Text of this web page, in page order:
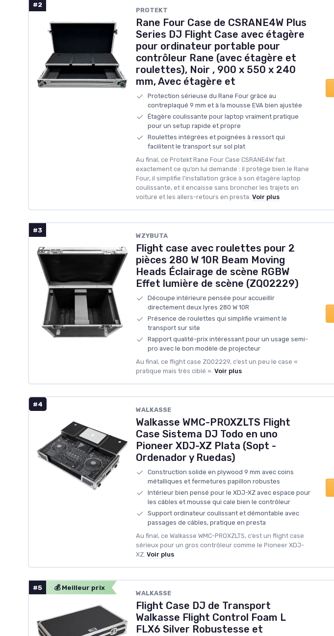
#2
PROTEKT
Rane Four Case de CSRANE4W Plus
Series DJ Flight Case avec étagère
pour ordinateur portable pour
contrôleur Rane (avec étagère et
roulettes), Noir , 900 x 550 x 240
mm, Avec étagère et
Protection sérieuse du Rane Four grâce au
contreplaqué 9 mm et à la mousse EVA bien ajustée
Étagère coulissante pour laptop vraiment pratique
pour un setup rapide et propre
Roulettes intégrées et poignées à ressort qui
facilitent le transport sur sol plat
Au final, ce Protekt Rane Four Case CSRANE4W fait
exactement ce qu’on lui demande : il protège bien le Rane
Four, il simplifie l’installation grâce à son étagère laptop
coulissante, et il encaisse sans broncher les trajets en
voiture et les allers-retours en presta. Voir plus
#3
WZYBUTA
Flight case avec roulettes pour 2
pièces 280 W 10R Beam Moving
Heads Éclairage de scène RGBW
Effet lumière de scène (ZQ02229)
Découpe intérieure pensée pour accueillir
directement deux lyres 280 W 10R
Présence de roulettes qui simplifie vraiment le
transport sur site
Rapport qualité-prix intéressant pour un usage semi-
pro avec le bon modèle de projecteur
Au final, ce flight case ZQ02229, c’est un peu le case «
pratique mais très ciblé ». Voir plus
#4
WALKASSE
Walkasse WMC-PROXZLTS Flight
Case Sistema DJ Todo en uno
Pioneer XDJ-XZ Plata (Sopt -
Ordenador y Ruedas)
Construction solide en plywood 9 mm avec coins
métalliques et fermetures papillon robustes
Intérieur bien pensé pour le XDJ-XZ avec espace pour
les câbles et mousse qui cale bien le contrôleur
Support ordinateur coulissant et démontable avec
passages de câbles, pratique en presta
Au final, ce Walkasse WMC-PROXZLTS, c’est un flight case
sérieux pour un gros contrôleur comme le Pioneer XDJ-
XZ. Voir plus
#5 💰 Meilleur prix
WALKASSE
Flight Case DJ de Transport
Walkasse Flight Control Foam L
FLX6 Silver Robustesse et